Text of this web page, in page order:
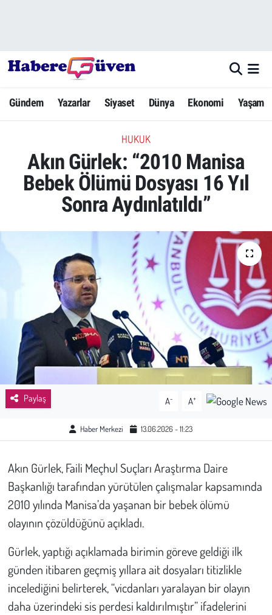
Gündem Yazarlar Siyaset Dünya Ekonomi Yaşam
HUKUK
Akın Gürlek: “2010 Manisa
Bebek Ölümü Dosyası 16 Yıl
Sonra Aydınlatıldı”
Paylaş A- A+
Haber Merkezi 13.06.2026 - 11:23
Akın Gürlek, Faili Meçhul Suçları Araştırma Daire
Başkanlığı tarafından yürütülen çalışmalar kapsamında
2010 yılında Manisa’da yaşanan bir bebek ölümü
olayının çözüldüğünü açıkladı.
Gürlek, yaptığı açıklamada birimin göreve geldiği ilk
günden itibaren geçmiş yıllara ait dosyaları titizlikle
incelediğini belirterek, “vicdanları yaralayan bir olayın
daha üzerindeki sis perdesi kaldırılmıştır” ifadelerini
Yazarlar
Dünya
Ekonomi
Yerel Haberler
Eğitim
Sağlık
Kadın
Emek
Spor
Bilim - Teknoloji
İnsan Hakları
Çevre
Galeri
Hava Durumu
Trafik Durumu
Süper Lig Puan Durumu ve Fikstür
Tüm Manşetler
Son Dakika Haberleri
Haber Arşivi